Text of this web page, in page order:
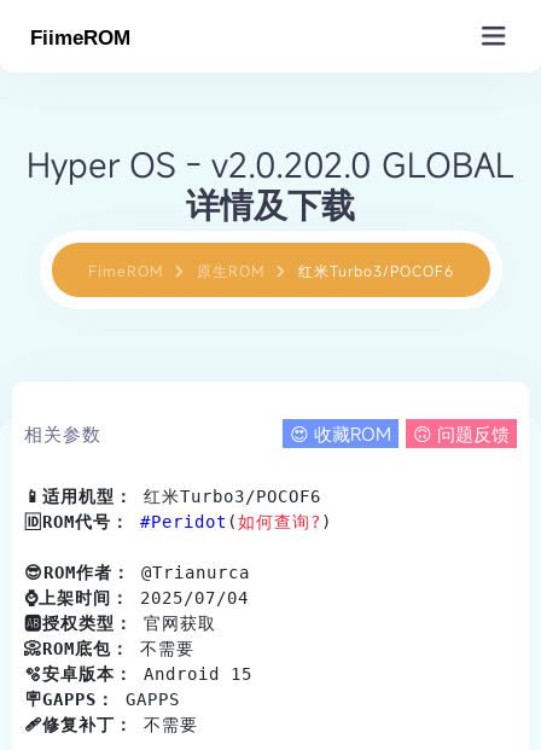
原生ROM(编译)
MIUI/HyperOS
沸米计划(移植)
SGSI/GSI(镜像)
欧版ROM(EU)
小米工厂包(救砖)
小米周边
工具&插件&教程
Pandatest
Gapps服务
KernelSU
关于&赞助
订单核销
更多服务
产品导航
客户端
FiimeKit
圈子
Hyper OS - v2.0.202.0 GLOBAL
详情及下载
FimeROM 原生ROM 红米Turbo3/POCOF6
相关参数 😍 收藏ROM 🙃 问题反馈
📱适用机型：
红米Turbo3/
🆔ROM代号：
#Peridot (如何查询? )
😎ROM作者：
⌚️上架时间：
🆎授权类型：
官网获
📀ROM底包：
不需
🫧安卓版本：
Android
🪧GAPPS：
🩹修复补丁：
不